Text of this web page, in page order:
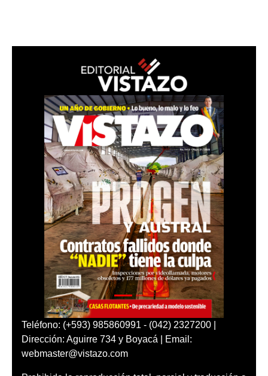
Teléfono: (+593) 985860991 - (042) 2327200 |
Dirección: Aguirre 734 y Boyacá | Email:
webmaster@vistazo.com